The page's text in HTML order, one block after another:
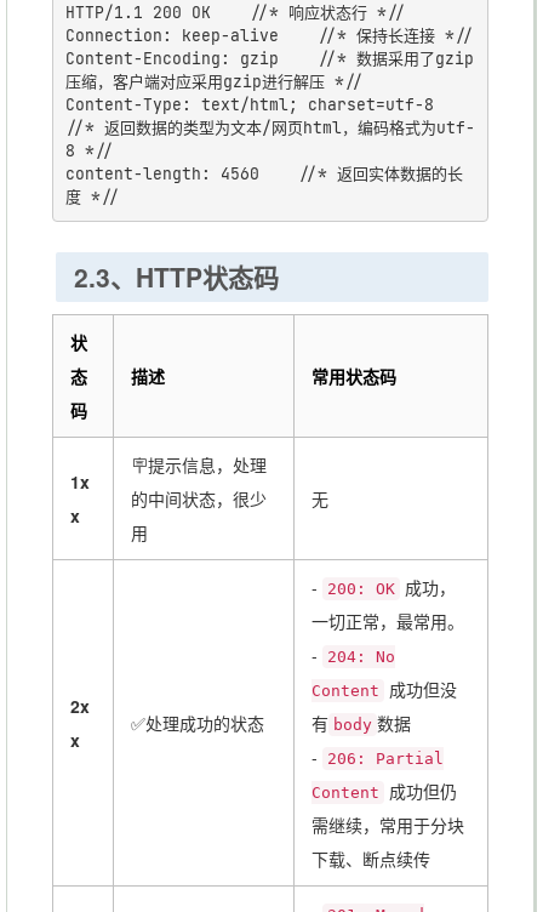
er-
Encod
ing
值 chunked 表示分块传输数据
Server 表示服务器名称
Set-
Cooki
e
后端设置的 Cookie 信息
Expire
s
HTTP/1.1 200 OK    //* 响应状态行 *//
Connection: keep-alive    //* 保持长连接 *//
Content-Encoding: gzip    //* 数据采用了gzip
压缩，客户端对应采用gzip进行解压 *//
Content-Type: text/html; charset=utf-8
//* 返回数据的类型为文本/网页html，编码格式为utf-
8 *//
content-length: 4560    //* 返回实体数据的长
2.3、HTTP状态码
状
态
码
描述 常用状态码
1x
x
🪧提示信息，处理
的中间状态，很少
用
无
2x
x
✅处理成功的状态
- 200: OK 成功，
一切正常，最常用。
-
204: No
Content
成功但没
有 body 数据
-
206: Partial
Content
成功但仍
需继续，常用于分块
下载、断点续传